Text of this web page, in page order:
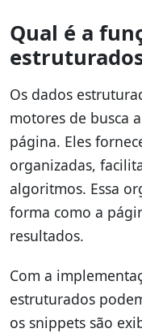
Qual é a
Os dados
motores de busca
página. Eles
organizadas,
algoritmos. Essa
forma como a
resultados.
Com a
estruturados
os snippets são